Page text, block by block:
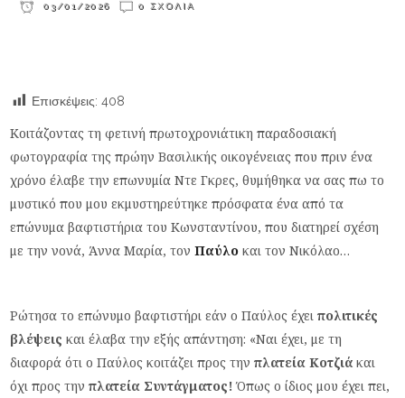
03/01/2026 0 ΣΧΌΛΙΑ
Επισκέψεις: 408
Κοιτάζοντας τη φετινή πρωτοχρονιάτικη παραδοσιακή
φωτογραφία της πρώην Βασιλικής οικογένειας που πριν ένα
χρόνο έλαβε την επωνυμία Ντε Γκρες, θυμήθηκα να σας πω το
μυστικό που μου εκμυστηρεύτηκε πρόσφατα ένα από τα
επώνυμα βαφτιστήρια του Κωνσταντίνου, που διατηρεί σχέση
με την νονά, Άννα Μαρία, τονΠαύλο και τον Νικόλαο…
Ρώτησα το επώνυμο βαφτιστήρι εάν ο Παύλος έχειπολιτικές
βλέψεις και έλαβα την εξής απάντηση: «Ναι έχει, με τη
διαφορά ότι ο Παύλος κοιτάζει προς τηνπλατεία Κοτζιά και
όχι προς τηνπλατεία Συντάγματος!Όπως ο ίδιος μου έχει πει,